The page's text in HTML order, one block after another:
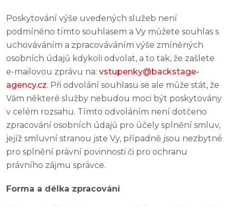
Poskytování výše uvedených služeb není
podmíněno tímto souhlasem a Vy můžete souhlas s
uchováváním a zpracováváním výše zmíněných
osobních údajů kdykoli odvolat, a to tak, že zašlete
e-mailovou zprávu na: vstupenky@backstage-
agency.cz. Při odvolání souhlasu se ale může stát, že
Vám některé služby nebudou moci být poskytovány
v celém rozsahu. Tímto odvoláním není dotčeno
zpracování osobních údajů pro účely splnění smluv,
jejíž smluvní stranou jste Vy, případně jsou nezbytné
pro splnění právní povinnosti či pro ochranu
právního zájmu správce.
Forma a délka zpracování